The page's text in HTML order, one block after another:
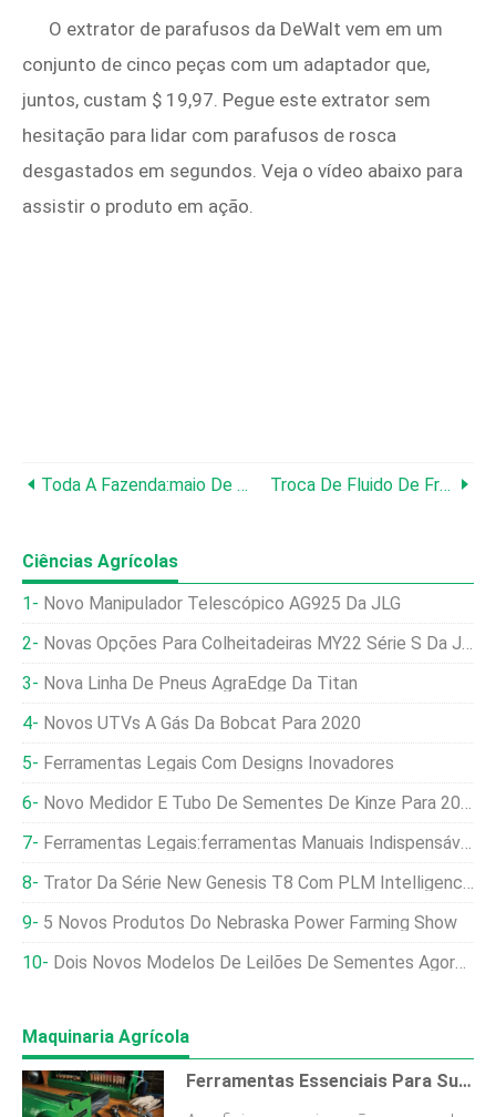
O extrator de parafusos da DeWalt vem em um
conjunto de cinco peças com um adaptador que,
juntos, custam $ 19,97. Pegue este extrator sem
hesitação para lidar com parafusos de rosca
desgastados em segundos. Veja o vídeo abaixo para
assistir o produto em ação.
Toda A Fazenda:maio De 2017 Troca De Fluido De Freio
Ciências Agrícolas
Novo Manipulador Telescópico AG925 Da JLG
Novas Opções Para Colheitadeiras MY22 Série S Da John Deere
Nova Linha De Pneus AgraEdge Da Titan
Novos UTVs A Gás Da Bobcat Para 2020
Ferramentas Legais Com Designs Inovadores
Novo Medidor E Tubo De Sementes De Kinze Para 2021
Ferramentas Legais:ferramentas Manuais Indispensáveis
Trator Da Série New Genesis T8 Com PLM Intelligence Da New Holland
5 Novos Produtos Do Nebraska Power Farming Show
Dois Novos Modelos De Leilões De Sementes Agora Disponíveis Na Unverferth
Maquinaria Agrícola
Ferramentas Essenciais Para Sua Oficina Em Casa